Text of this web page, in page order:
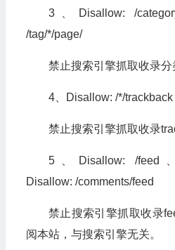
3、Disallow: /
/tag/*/page/
禁止搜索引擎抓取收录分
4、Disallow: /*/trackback
禁止搜索引擎抓取收录
5、Disallow: /feed
Disallow: /comments/feed
禁止搜索引擎抓取收录
阅本站，与搜索引擎无关。